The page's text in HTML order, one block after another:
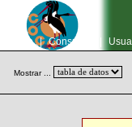
Inicio | Consultas
Mostrar ...